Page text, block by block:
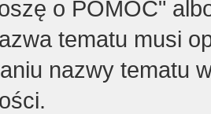
o POMOC"
tematu musi
nazwy tematu